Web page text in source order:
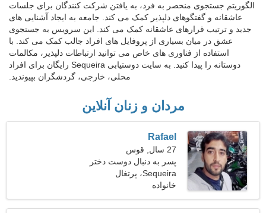
الگوریتم جستجوی منحصر به فرد، به یافتن شرکت کنندگان برای جلسات
عاشقانه و گفتگوهای دلپذیر کمک می کند. جامعه به ایجاد آشنایی های
جدید و ترتیب قرارهای عاشقانه کمک می کند. این سرویس به جستجوی
عشق در میان بسیاری از پروفایل های افراد جالب کمک می کند. با
استفاده از فناوری های خاص می توانید ارتباطات دلپذیر، مکالمات
دوستانه را پیدا کنید. به سایت دوستیابی Sequeira رایگان برای افراد
محلی، خارجی، گردشگران بپیوندید.
مردان و زنان آنلاین
Rafael
27 سال, قوس
پسر به دنبال دوست دختر
است 21-29
Sequeira، پرتغال
خانواده